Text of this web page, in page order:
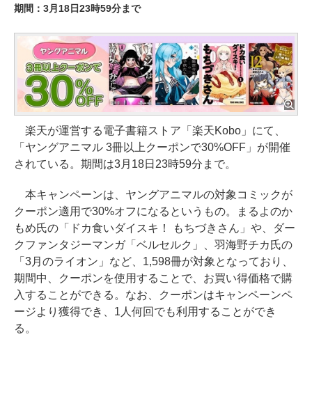
期間：3月18日23時59分まで
楽天が運営する電子書籍ストア「楽天Kobo」にて、
「ヤングアニマル 3冊以上クーポンで30%OFF」が開催
されている。期間は3月18日23時59分まで。
本キャンペーンは、ヤングアニマルの対象コミックが
クーポン適用で30%オフになるというもの。まるよのか
もめ氏の「ドカ食いダイスキ！ もちづきさん」や、ダー
クファンタジーマンガ「ベルセルク」、羽海野チカ氏の
「3月のライオン」など、1,598冊が対象となっており、
期間中、クーポンを使用することで、お買い得価格で購
入することができる。なお、クーポンはキャンペーンペ
ージより獲得でき、1人何回でも利用することができ
る。